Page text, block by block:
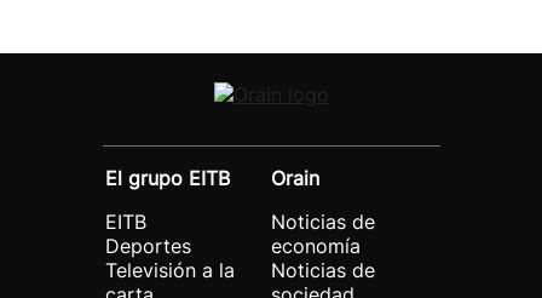
El grupo EITB
EITB
Deportes
Televisión a la
Orain
Noticias de
economía
Noticias de